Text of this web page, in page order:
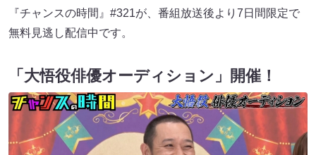
『チャンスの時間』#321が、番組放送後より7日間限定で
無料見逃し配信中です。
「大悟役俳優オーディション」開催！